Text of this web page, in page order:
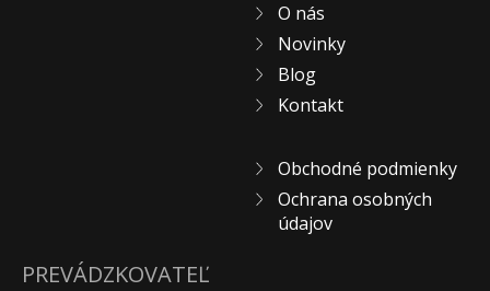
O nás
Novinky
Blog
Kontakt
Obchodné podmienky
Ochrana osobných
údajov
PREVÁDZKOVATEĽ